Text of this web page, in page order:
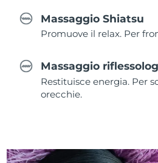
Massaggio Shiatsu
Promuove il relax. Per
Massaggio
Restituisce energia. Per
orecchie.